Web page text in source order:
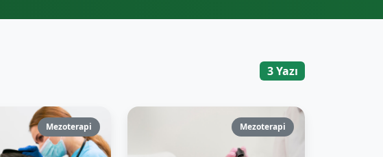
3 Yazı
Mezoterapi Mezoterapi